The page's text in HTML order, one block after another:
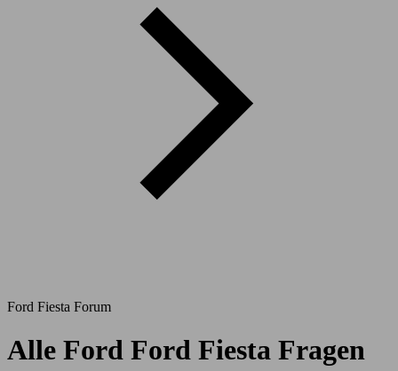
Ford Fiesta Forum
Alle Ford Ford Fiesta Fragen